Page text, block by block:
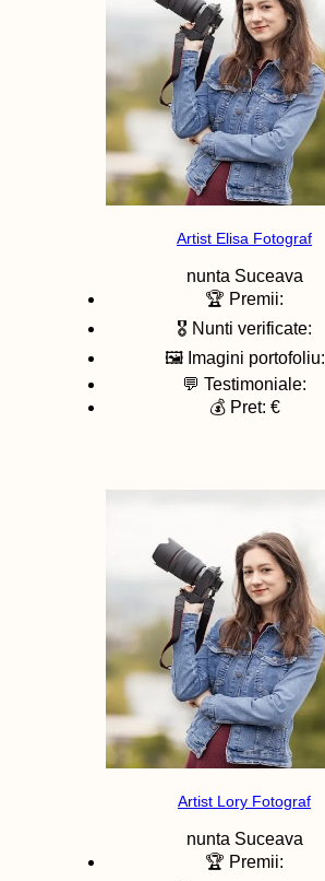
Artist Elisa Fotograf
nunta Suceava
🏆 Premii:
🎖️ Nunti verificate:
🖼️ Imagini portofoliu:
💬 Testimoniale:
💰 Pret: €
Artist Lory Fotograf
nunta Suceava
🏆 Premii: